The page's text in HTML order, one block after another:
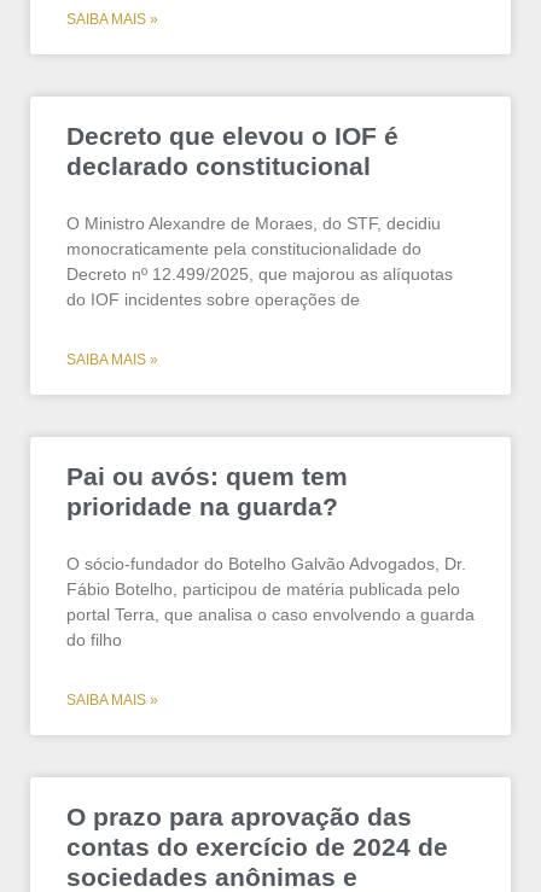
SAIBA MAIS »
Decreto que elevou o IOF é
declarado constitucional
O Ministro Alexandre de Moraes, do STF, decidiu
monocraticamente pela constitucionalidade do
Decreto nº 12.499/2025, que majorou as alíquotas
do IOF incidentes sobre operações de
SAIBA MAIS »
Pai ou avós: quem tem
prioridade na guarda?
O sócio-fundador do Botelho Galvão Advogados, Dr.
Fábio Botelho, participou de matéria publicada pelo
portal Terra, que analisa o caso envolvendo a guarda
do filho
SAIBA MAIS »
O prazo para aprovação das
contas do exercício de 2024 de
sociedades anônimas e